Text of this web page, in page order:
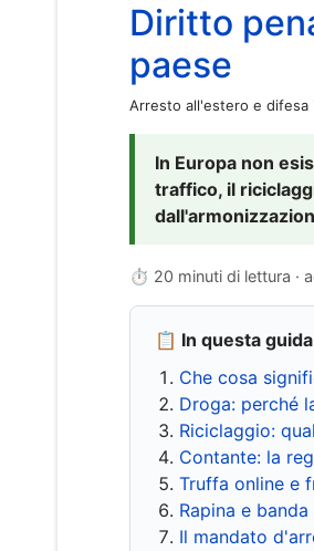
Diritto
paese
Arresto all'estero e difesa
In Europa non
traffico, il
⏱ 20 minuti di lettura ·
📋 In questa guida
Che cosa
Droga: perché
Riciclaggio:
Contante: la
Truffa online e
Rapina e
Il mandato